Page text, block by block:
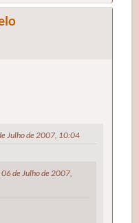
Julho de 2007, 10:04
de Julho de 2007,